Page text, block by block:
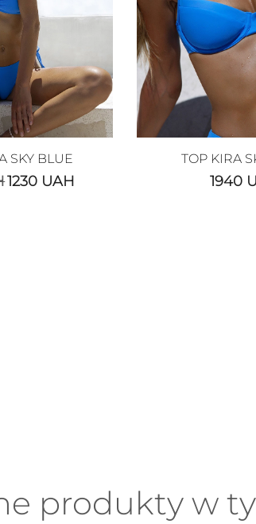
SKY BLUE
1230 UAH
TOP KIRA
1940
produkty w